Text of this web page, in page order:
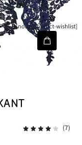
[node-product-wishlist]
(7)